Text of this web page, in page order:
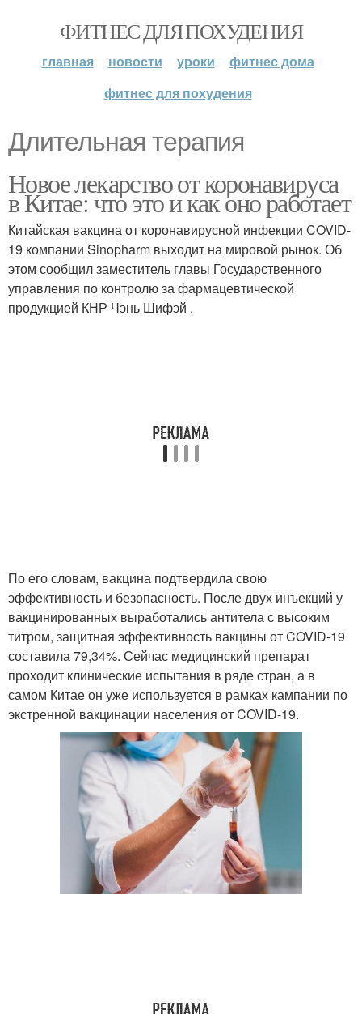
ФИТНЕС ДЛЯ ПОХУДЕНИЯ
главная новости уроки
фитнес дома
фитнес для похудения
Длительная терапия
Новое лекарство от коронавируса
в Китае: что это и как оно работает
Китайская вакцина от коронавирусной инфекции COVID-
19 компании Sinopharm выходит на мировой рынок. Об
этом сообщил заместитель главы Государственного
управления по контролю за фармацевтической
продукцией КНР Чэнь Шифэй .
По его словам, вакцина подтвердила свою
эффективность и безопасность. После двух инъекций у
вакцинированных выработались антитела с высоким
титром, защитная эффективность вакцины от COVID-19
составила 79,34%. Сейчас медицинский препарат
проходит клинические испытания в ряде стран, а в
самом Китае он уже используется в рамках кампании по
экстренной вакцинации населения от COVID-19.